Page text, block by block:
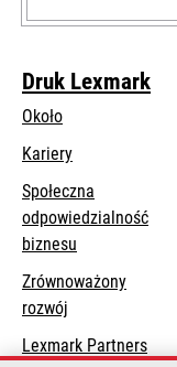
Druk Lexmark
Około
Kariery
Społeczna
odpowiedzialność
biznesu
a
tab
Zrównoważony
rozwój
Lexmark Partners